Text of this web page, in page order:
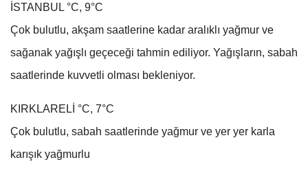
İSTANBUL °C, 9°C
Çok bulutlu, akşam saatlerine kadar aralıklı yağmur ve
sağanak yağışlı geçeceği tahmin ediliyor. Yağışların, sabah
saatlerinde kuvvetli olması bekleniyor.
KIRKLARELİ °C, 7°C
Çok bulutlu, sabah saatlerinde yağmur ve yer yer karla
karışık yağmurlu